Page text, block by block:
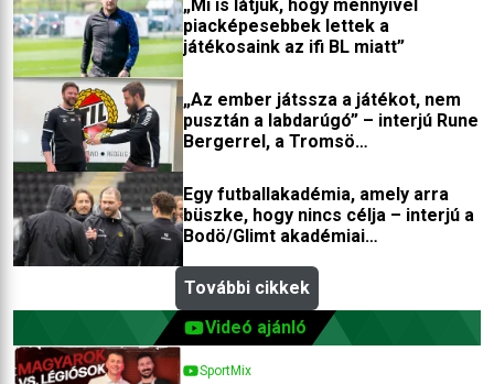
„Mi is látjuk, hogy mennyivel
piacképesebbek lettek a
játékosaink az ifi BL miatt”
„Az ember játssza a játékot, nem
pusztán a labdarúgó” – interjú Rune
Bergerrel, a Tromsö
Egy futballakadémia, amely arra
büszke, hogy nincs célja – interjú a
Bodö/Glimt akadémiai
További cikkek
Videó ajánló
SportMix